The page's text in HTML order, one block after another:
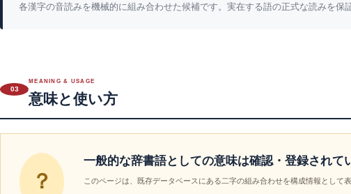
各漢字の音読みを機械的に組み合わせた候補です。実在する語の正式な読みを保
03
MEANING & USAGE
意味と使い方
？
一般的な辞書語としての意味は確認・登録されて
このページは、既存データベースにある二字の組み合わせを構成情報とし